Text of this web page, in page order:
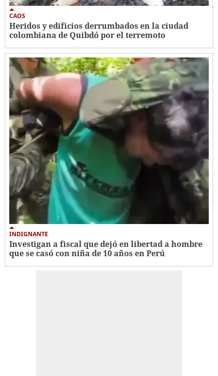
CAOS
Heridos y edificios derrumbados en la ciudad
colombiana de Quibdó por el terremoto
INDIGNANTE
Investigan a fiscal que dejó en libertad a hombre
que se casó con niña de 10 años en Perú